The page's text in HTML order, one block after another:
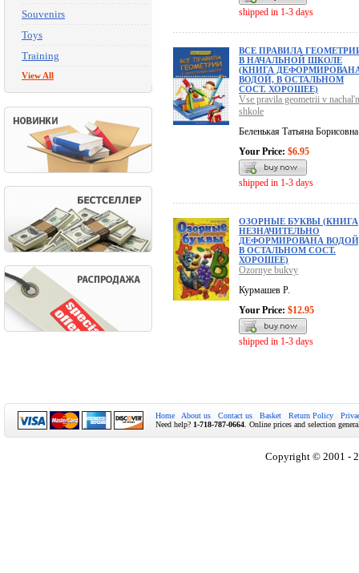
Souvenirs
Toys
Training
View All
shipped in 1-3 days
ВСЕ ПРАВИЛА
В НАЧАЛЬНОЙ ШКОЛЕ
(КНИГА
ВОДОЙ, В ОСТАЛЬНОМ
СОСТ. ХОРОШЕЕ)
Vse pravila geometrii v
shkole
Беленькая Татьяна Борисовна
Your Price: $6.95
shipped in 1-3 days
ОЗОРНЫЕ БУКВЫ (КНИГА
НЕЗНАЧИТЕЛЬНО
ДЕФОРМИРОВАНА
В ОСТАЛЬНОМ СОСТ.
ХОРОШЕЕ)
Ozornye bukvy
Курмашев Р.
Your Price: $12.95
shipped in 1-3 days
Home About us Contact us Basket Return Policy
Need help? 1-718-787-0664 . Online prices and selection
Copyright © 2001 -